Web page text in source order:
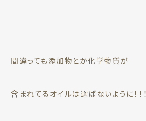
間違っても添加物とか化学物質が
含まれてるオイルは選ばないように！！！